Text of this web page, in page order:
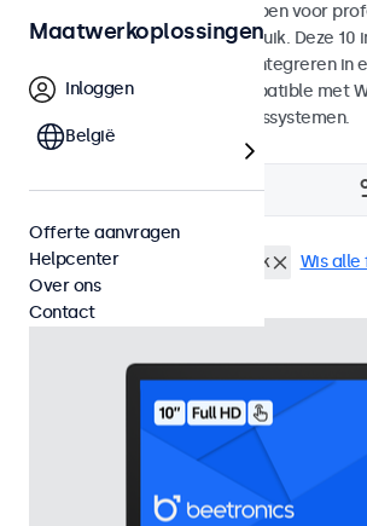
10 inch touchscreens ontworpen voor
toepassingen en continu gebruik. Deze 10
monitoren zijn eenvoudig te integreren in
iedere omgeving en zijn compatible met
ChromeOS en Linux besturingssystemen.
Filter (4)
10 inch touchscreens eMark Wis
Maatwerkoplossingen
Inloggen
België
Offerte aanvragen
Helpcenter
Over ons
Contact